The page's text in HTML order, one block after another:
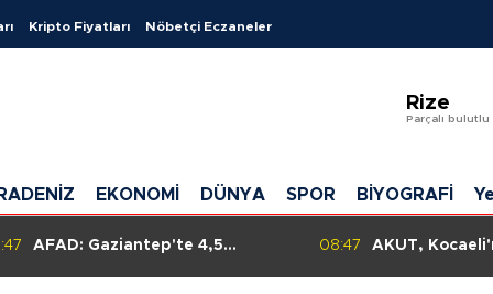
Kripto Fiyatları Nöbetçi Eczaneler
Rize
Parçalı bulutlu
Ağrı
Amasya
EKONOMİ DÜNYA SPOR BİYOGRAFİ
AFAD: Gaziantep'te 4,5
08:47
AKUT,